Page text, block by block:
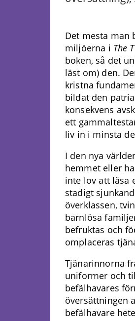
Det mesta man
miljöerna i The
boken, så det
läst om) den.
kristna
bildat den
konsekvens
ett
liv in i minsta
I den nya
hemmet eller
inte lov att läsa
stadigt
överklassen,
barnlösa
befruktas och
omplaceras
Tjänarinnorna
uniformer och
befälhavares
översättningen
befälhavare